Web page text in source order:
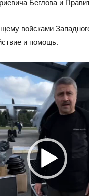
Беглова и
войсками
и помощь.